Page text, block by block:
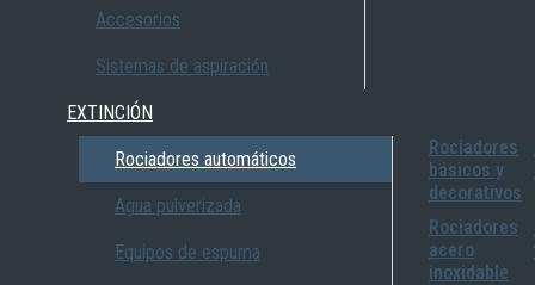
Accesorios
Sistemas de aspiración
EXTINCIÓN
Rociadores automáticos
Agua pulverizada
Equipos de espuma
Rociadores
básicos y
decorativos
Rociadores
acero
inoxidable